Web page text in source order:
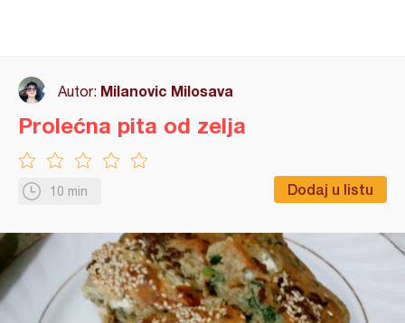
Autor: Milanovic Milosava
10 min Dodaj u listu
Prolećna pita od zelja